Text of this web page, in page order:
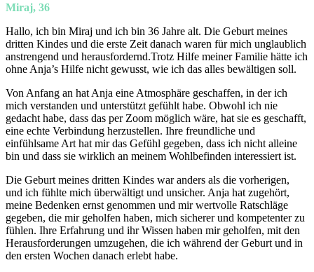
Miraj, 36
Hallo, ich bin Miraj und ich bin 36 Jahre alt. Die Geburt meines
dritten Kindes und die erste Zeit danach waren für mich unglaublich
anstrengend und herausfordernd.Trotz Hilfe meiner Familie hätte ich
ohne Anja’s Hilfe nicht gewusst, wie ich das alles bewältigen soll.
Von Anfang an hat Anja eine Atmosphäre geschaffen, in der ich
mich verstanden und unterstützt gefühlt habe. Obwohl ich nie
gedacht habe, dass das per Zoom möglich wäre, hat sie es geschafft,
eine echte Verbindung herzustellen. Ihre freundliche und
einfühlsame Art hat mir das Gefühl gegeben, dass ich nicht alleine
bin und dass sie wirklich an meinem Wohlbefinden interessiert ist.
Die Geburt meines dritten Kindes war anders als die vorherigen,
und ich fühlte mich überwältigt und unsicher. Anja hat zugehört,
meine Bedenken ernst genommen und mir wertvolle Ratschläge
gegeben, die mir geholfen haben, mich sicherer und kompetenter zu
fühlen. Ihre Erfahrung und ihr Wissen haben mir geholfen, mit den
Herausforderungen umzugehen, die ich während der Geburt und in
den ersten Wochen danach erlebt habe.